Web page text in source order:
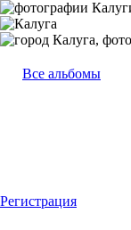
Все альбомы
Регистрация